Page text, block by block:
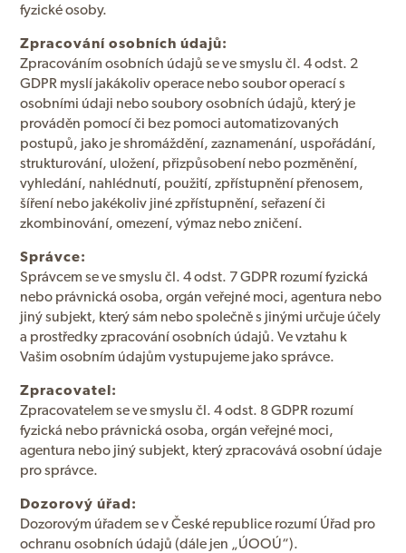
fyzické osoby.
Zpracování osobních údajů:
Zpracováním osobních údajů se ve smyslu čl. 4 odst. 2
GDPR myslí jakákoliv operace nebo soubor operací s
osobními údaji nebo soubory osobních údajů, který je
prováděn pomocí či bez pomoci automatizovaných
postupů, jako je shromáždění, zaznamenání, uspořádání,
strukturování, uložení, přizpůsobení nebo pozměnění,
vyhledání, nahlédnutí, použití, zpřístupnění přenosem,
šíření nebo jakékoliv jiné zpřístupnění, seřazení či
zkombinování, omezení, výmaz nebo zničení.
Správce:
Správcem se ve smyslu čl. 4 odst. 7 GDPR rozumí fyzická
nebo právnická osoba, orgán veřejné moci, agentura nebo
jiný subjekt, který sám nebo společně s jinými určuje účely
a prostředky zpracování osobních údajů. Ve vztahu k
Vašim osobním údajům vystupujeme jako správce.
Zpracovatel:
Zpracovatelem se ve smyslu čl. 4 odst. 8 GDPR rozumí
fyzická nebo právnická osoba, orgán veřejné moci,
agentura nebo jiný subjekt, který zpracovává osobní údaje
pro správce.
Dozorový úřad:
Dozorovým úřadem se v České republice rozumí Úřad pro
ochranu osobních údajů (dále jen „ÚOOÚ“).